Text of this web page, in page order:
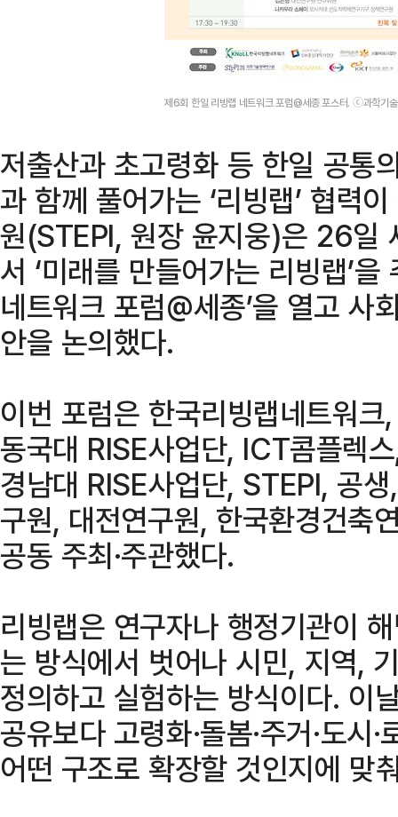
제6회 한일 리빙랩 네트워크 포럼@세종 포스터. ⓒ과학기
저출산과 초고령화 등 한일 공통
과 함께 풀어가는 ‘리빙랩’ 협력
원(STEPI, 원장 윤지웅)은 26일
서 ‘미래를 만들어가는 리빙랩’
네트워크 포럼@세종’을 열고 사
안을 논의했다.
이번 포럼은 한국리빙랩네트워
동국대 RISE사업단, ICT콤플렉
경남대 RISE사업단, STEPI, 공
구원, 대전연구원, 한국환경건축
공동 주최·주관했다.
리빙랩은 연구자나 행정기관이
는 방식에서 벗어나 시민, 지역,
정의하고 실험하는 방식이다. 이
공유보다 고령화·돌봄·주거·도시
어떤 구조로 확장할 것인지에 맞